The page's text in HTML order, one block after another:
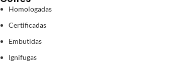
Homologadas
Certificadas
Embutidas
Ignifugas